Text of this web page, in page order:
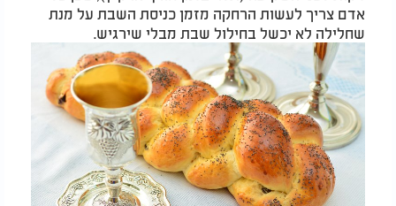
אדם צריך לעשות הרחקה מזמן כניסת השבת על מנת
שחלילה לא יכשל בחילול שבת מבלי שירגיש.